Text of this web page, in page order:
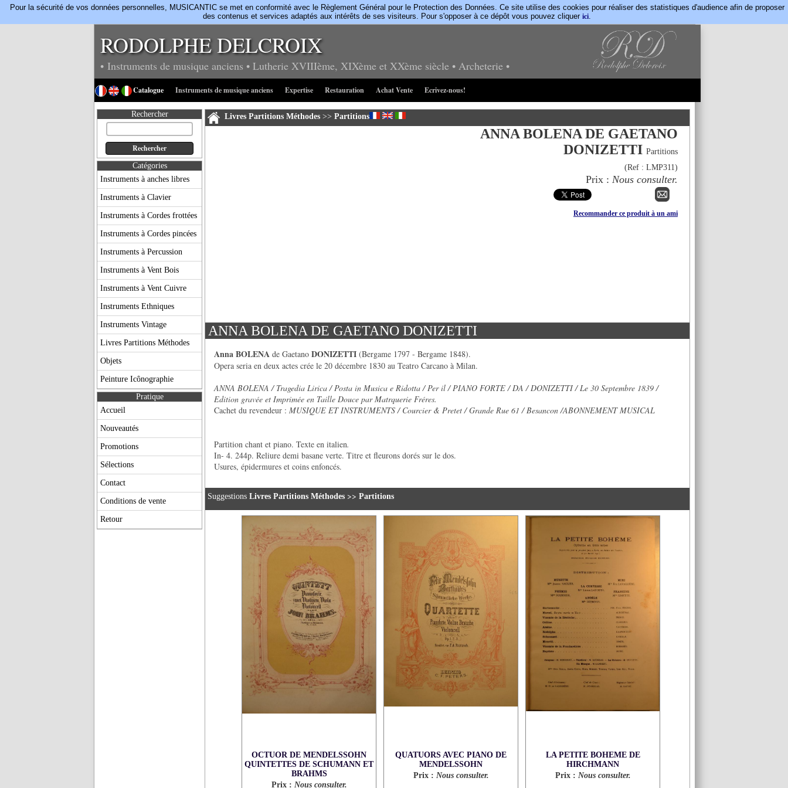
Pour la sécurité de vos données personnelles, MUSICANTIC se met en conformité avec le Règlement Général pour le Protection des Données. Ce site utilise des cookies pour réaliser des statistiques d'audience afin de proposer
des contenus et services adaptés aux intérêts de ses visiteurs. Pour s'opposer à ce dépôt vous pouvez cliquer ici.
RODOLPHE DELCROIX
• Instruments de musique anciens • Lutherie XVIIIème, XIXème et XXème siècle • Archeterie •
Catalogue Instruments de musique anciens Expertise Restauration Achat Vente Ecrivez-nous!
Rechercher
Catégories
Instruments à anches libres
Instruments à Clavier
Instruments à Cordes frottées
Instruments à Cordes pincées
Instruments à Percussion
Instruments à Vent Bois
Instruments à Vent Cuivre
Instruments Ethniques
Instruments Vintage
Livres Partitions Méthodes
Objets
Peinture Icônographie
Pratique
Accueil
Nouveautés
Promotions
Sélections
Contact
Conditions de vente
Retour
Livres Partitions Méthodes>> Partitions
ANNA BOLENA DE GAETANO
DONIZETTI Partitions
(Ref : LMP311)
Prix : Nous consulter.
Recommander ce produit à un ami
ANNA BOLENA DE GAETANO DONIZETTI
Anna BOLENA de Gaetano DONIZETTI (Bergame 1797 - Bergame 1848).
Opera seria en deux actes crée le 20 décembre 1830 au Teatro Carcano à Milan.
ANNA BOLENA / Tragedia Lirica / Posta in Musica e Ridotta / Per il / PIANO FORTE / DA / DONIZETTI / Le 30 Septembre 1839 /
Edition gravée et Imprimée en Taille Douce par Matrquerie Fréres.
Cachet du revendeur : MUSIQUE ET INSTRUMENTS / Courcier & Pretet / Grande Rue 61 / Besancon /ABONNEMENT MUSICAL
Partition chant et piano. Texte en italien.
In- 4. 244p. Reliure demi basane verte. Titre et fleurons dorés sur le dos.
Usures, épidermures et coins enfoncés.
Suggestions Livres Partitions Méthodes >> Partitions
OCTUOR DE MENDELSSOHN
QUINTETTES DE SCHUMANN ET
BRAHMS
Prix : Nous consulter.
QUATUORS AVEC PIANO DE
MENDELSSOHN
Prix : Nous consulter.
LA PETITE BOHEME DE
HIRCHMANN
Prix : Nous consulter.